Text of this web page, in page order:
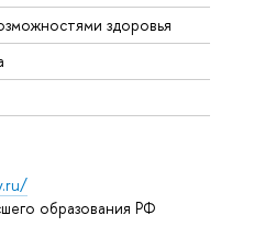
здоровья
образования РФ